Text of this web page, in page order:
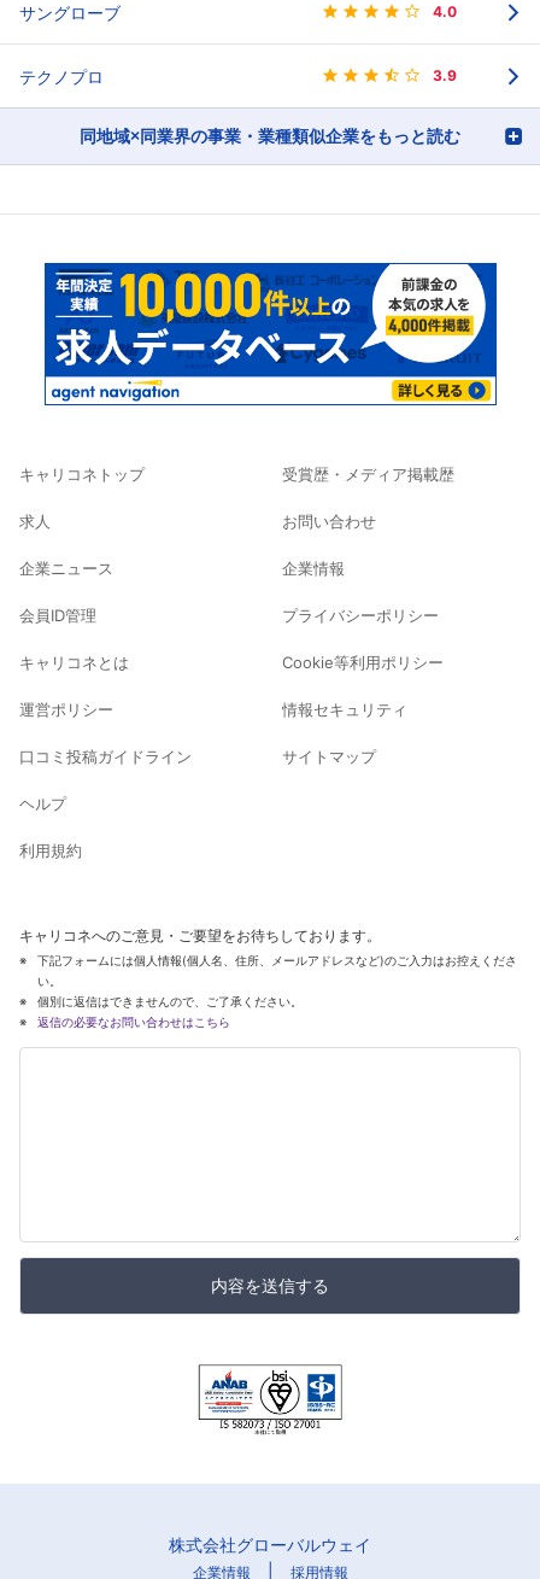
サングローブ 4.0
テクノプロ 3.9
同地域×同業界の事業・業種類似企業をもっと読む
キャリコネトップ
求人
企業ニュース
会員ID管理
キャリコネとは
運営ポリシー
口コミ投稿ガイドライン
ヘルプ
利用規約
受賞歴・メディア掲載歴
お問い合わせ
企業情報
プライバシーポリシー
Cookie等利用ポリシー
情報セキュリティ
サイトマップ
キャリコネへのご意見・ご要望をお待ちしております。
下記フォームには個人情報(個人名、住所、メールアドレスなど)のご入力はお控えくださ
い。
個別に返信はできませんので、ご了承ください。
返信の必要なお問い合わせはこちら
内容を送信する
株式会社グローバルウェイ
企業情報 採用情報